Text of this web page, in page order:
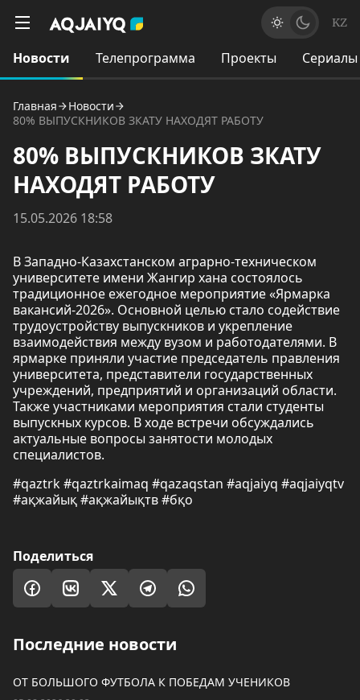
KZ
Новости Телепрограмма Проекты Сериалы
Главная
Новости
80% ВЫПУСКНИКОВ ЗКАТУ НАХОДЯТ РАБОТУ
80% ВЫПУСКНИКОВ ЗКАТУ
НАХОДЯТ РАБОТУ
15.05.2026 18:58
В Западно-Казахстанском аграрно-техническом
университете имени Жангир хана состоялось
традиционное ежегодное мероприятие «Ярмарка
вакансий-2026». Основной целью стало содействие
трудоустройству выпускников и укрепление
взаимодействия между вузом и работодателями. В
ярмарке приняли участие председатель правления
университета, представители государственных
учреждений, предприятий и организаций области.
Также участниками мероприятия стали студенты
выпускных курсов. В ходе встречи обсуждались
актуальные вопросы занятости молодых
специалистов.
#qaztrk #qaztrkaimaq #qazaqstan #aqjaiyq #aqjaiyqtv
#ақжайық #ақжайықтв #бқо
Поделиться
Последние новости
ОТ БОЛЬШОГО ФУТБОЛА К ПОБЕДАМ УЧЕНИКОВ